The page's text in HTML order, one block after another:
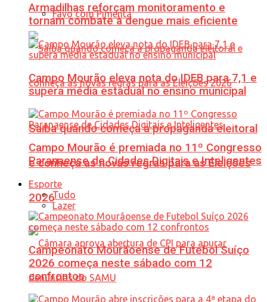
Favo com Pimenta
Saiba quando começa a propaganda eleitoral
e conheça as novas regras para as Eleições
2026
Armadilhas reforçam monitoramento e
tornam combate à dengue mais eficiente
Campo Mourão eleva nota do IDEB para 7,1 e
supera média estadual no ensino municipal
Campo Mourão é premiada no 11º Congresso
Paranaense de Cidades Digitais e Inteligentes
Esporte
Tudo
Lazer
Campeonato Mourãoense de Futebol Suíço
2026 começa neste sábado com 12
confrontos